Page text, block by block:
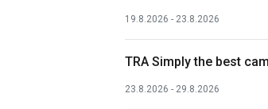
19.8.2026 - 23.8.2026
TRA Simply the best
23.8.2026 - 29.8.2026